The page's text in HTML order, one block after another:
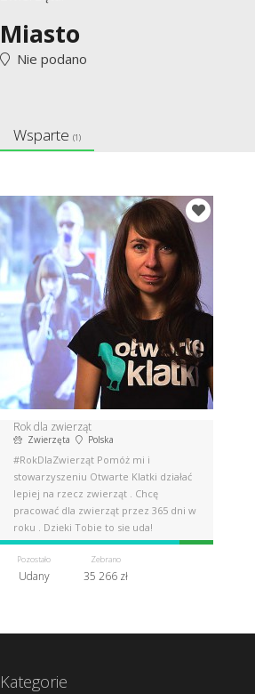
Miasto
Nie podano
Wsparte (1)
Rok dla zwierząt
Zwierzęta Polska
#RokDlaZwierząt Pomóż mi i
stowarzyszeniu Otwarte Klatki działać
lepiej na rzecz zwierząt . Chcę
pracować dla zwierząt przez 365 dni w
roku . Dzięki Tobie to się uda!
Pozostało
Udany
Zebrano
35 266 zł
Kategorie